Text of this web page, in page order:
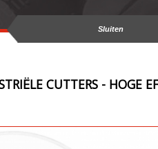
Sluiten
CUTTERS - HOGE